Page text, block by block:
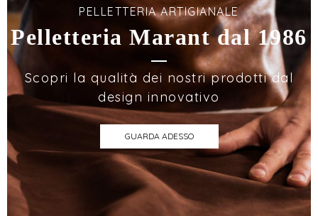
PELLETTERIA ARTIGIANALE
Pelletteria Marant dal 1986
Scopri la qualità dei nostri prodotti dal
design innovativo
GUARDA ADESSO